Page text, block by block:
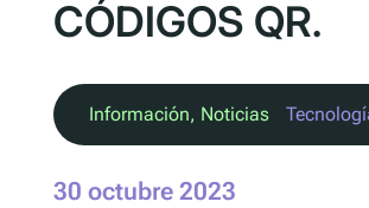
CÓDIGOS QR.
Información, Noticias
30 octubre 2023